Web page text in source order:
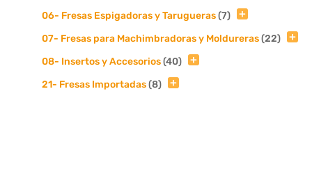
06- Fresas Espigadoras y Tarugueras(7)
07- Fresas para Machimbradoras y Moldureras(22)
08- Insertos y Accesorios(40)
21- Fresas Importadas(8)